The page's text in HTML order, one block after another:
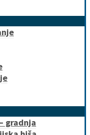
gradnja